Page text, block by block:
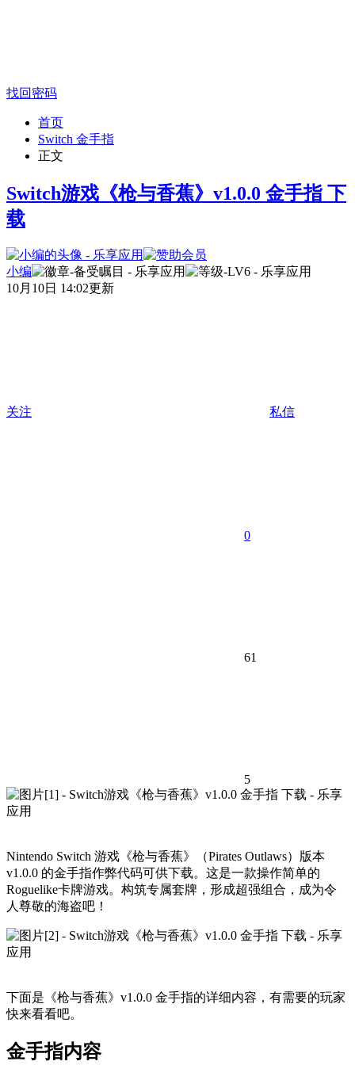
找回密码
首页
Switch 金手指
正文
Switch游戏《枪与香蕉》v1.0.0 金手指 下
载
小编
10月10日 14:02更新
关注 私信
0
61
5
Nintendo Switch 游戏《枪与香蕉》（Pirates Outlaws）版本
v1.0.0 的金手指作弊代码可供下载。这是一款操作简单的
Roguelike卡牌游戏。构筑专属套牌，形成超强组合，成为令
人尊敬的海盗吧！
下面是《枪与香蕉》v1.0.0 金手指的详细内容，有需要的玩家
快来看看吧。
金手指内容